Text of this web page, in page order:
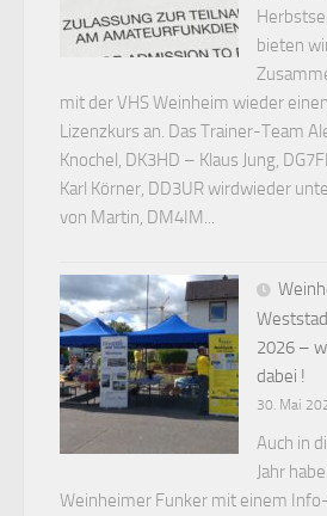
bieten
mit der VHS Weinheim wieder einen
Lizenzkurs an. Das Trainer-Team
Knochel, DK3HD – Klaus Jung,
Karl Körner, DD3UR wirdwieder
von Martin, DM4IM...
2026 –
dabei !
30. Mai
Auch in
Jahr
Weinheimer Funker mit einem